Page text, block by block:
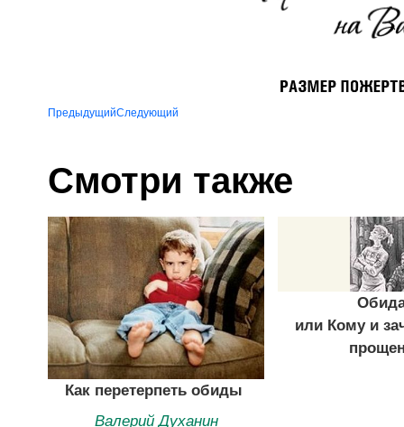
ПредыдущийСледующий
Смотри также
Как перетерпеть обиды
Валерий Духанин
или Кому и